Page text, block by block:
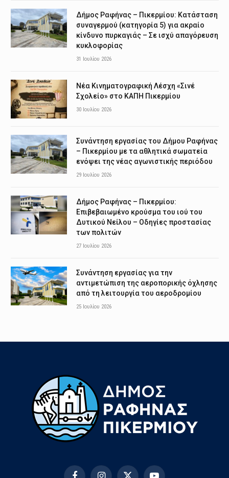
Δήμος Ραφήνας – Πικερμίου: Κατάσταση
συναγερμού (κατηγορία 5) για ακραίο
κίνδυνο πυρκαγιάς – Σε ισχύ απαγόρευση
κυκλοφορίας
31 Ιουλίου 2026
Νέα Κινηματογραφική Λέσχη «Σινέ
Σχολείο» στο ΚΑΠΗ Πικερμίου
30 Ιουλίου 2026
Συνάντηση εργασίας του Δήμου Ραφήνας
– Πικερμίου με τα αθλητικά σωματεία
ενόψει της νέας αγωνιστικής περιόδου
29 Ιουλίου 2026
Δήμος Ραφήνας – Πικερμίου:
Επιβεβαιωμένο κρούσμα του ιού του
Δυτικού Νείλου – Οδηγίες προστασίας
των πολιτών
27 Ιουλίου 2026
Συνάντηση εργασίας για την
αντιμετώπιση της αεροπορικής όχλησης
από τη λειτουργία του αεροδρομίου
25 Ιουλίου 2026